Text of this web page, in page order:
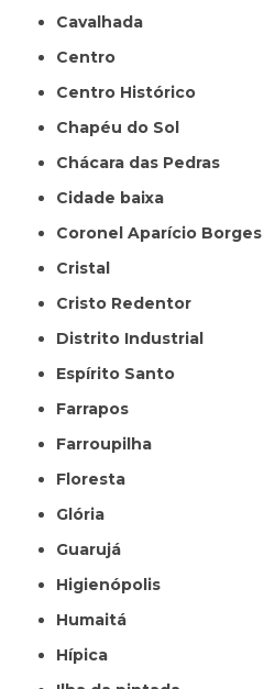
Cavalhada
Centro
Centro Histórico
Chapéu do Sol
Chácara das Pedras
Cidade baixa
Coronel Aparício Borges
Cristal
Cristo Redentor
Distrito Industrial
Espírito Santo
Farrapos
Farroupilha
Floresta
Glória
Guarujá
Higienópolis
Humaitá
Hípica